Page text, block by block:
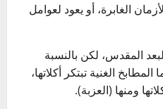
الغابرة، أو يعود لعوامل
المقدس، لكن بالنسبة
الغنية تبتكر أكلاتها،
ومنها (العزبة).